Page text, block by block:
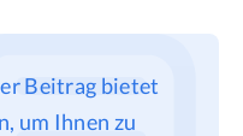
Beitrag bietet
um Ihnen zu